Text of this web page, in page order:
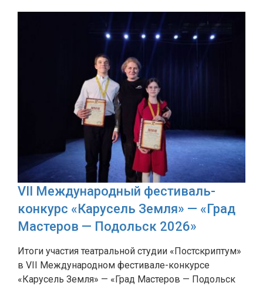
VII Международный фестиваль-
конкурс «Карусель Земля» — «Град
Мастеров — Подольск 2026»
Итоги участия театральной студии «Постскриптум»
в VII Международном фестивале-конкурсе
«Карусель Земля» — «Град Мастеров — Подольск